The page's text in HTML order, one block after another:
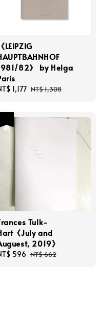
《LEIPZIG
82》 by Helga
1,177 Regular
NT$ 1,308
Tulk-
《July and
2019》
596 Regular
NT$ 662